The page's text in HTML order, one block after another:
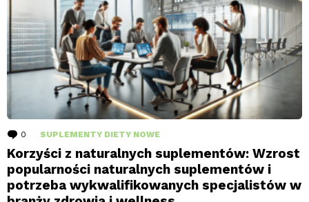
0 komentarzy
SUPLEMENTY DIETY NOWE
Korzyści z naturalnych suplementów: Wzrost
popularności naturalnych suplementów i
potrzeba wykwalifikowanych specjalistów w